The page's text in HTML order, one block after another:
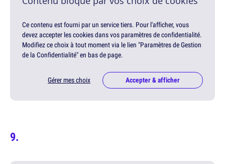
Ce contenu est fourni par un service tiers. Pour l'afficher, vous
devez accepter les cookies dans vos paramètres de confidentialité.
Modifiez ce choix à tout moment via le lien "Paramètres de Gestion
de la Confidentialité" en bas de page.
Gérer mes choix Accepter & afficher